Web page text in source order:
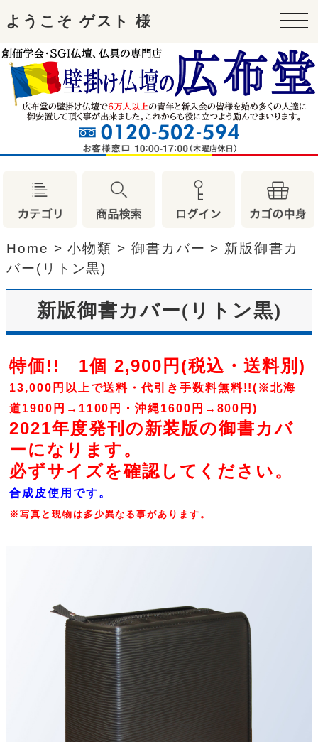
ようこそ ゲスト 様
Home >小物類 > 御書カバー > 新版御書カ
バー(リトン黒)
新版御書カバー(リトン黒)
特価!! 1個 2,900円(税込・送料別)
13,000円以上で送料・代引き手数料無料!!(※北海
道1900円→1100円・沖縄1600円→800円)
2021年度発刊の新装版の御書カバ
ーになります。
必ずサイズを確認してください。
合成皮使用です。
※写真と現物は多少異なる事があります。